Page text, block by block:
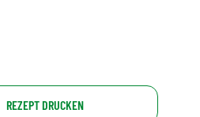
REZEPT DRUCKEN